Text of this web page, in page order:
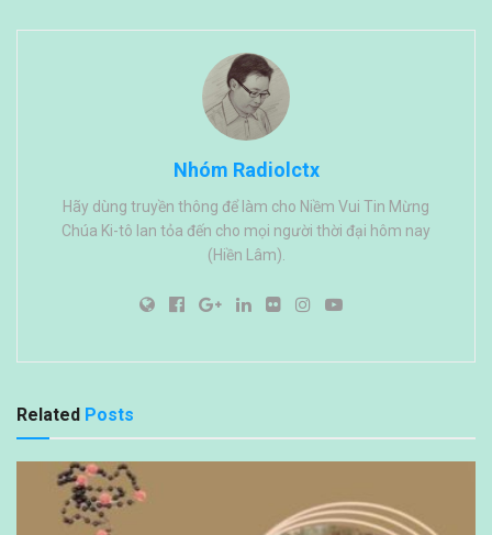
Nhóm Radiolctx
Hãy dùng truyền thông để làm cho Niềm Vui Tin Mừng
Chúa Ki-tô lan tỏa đến cho mọi người thời đại hôm nay
(Hiền Lâm).
Related Posts